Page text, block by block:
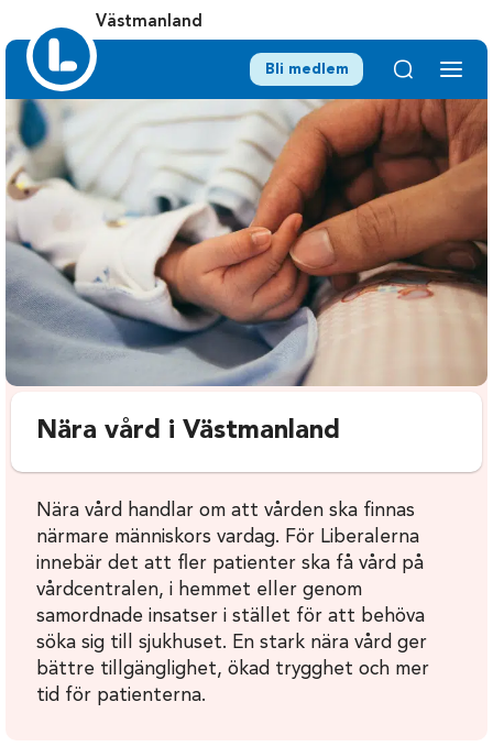
Västmanland
Bli medlem
Nära vård i Västmanland
Nära vård handlar om att vården ska finnas
närmare människors vardag. För Liberalerna
innebär det att fler patienter ska få vård på
vårdcentralen, i hemmet eller genom
samordnade insatser i stället för att behöva
söka sig till sjukhuset. En stark nära vård ger
bättre tillgänglighet, ökad trygghet och mer
tid för patienterna.